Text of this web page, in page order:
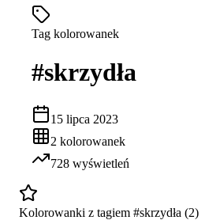
Tag kolorowanek
#skrzydła
15 lipca 2023
2 kolorowanek
728 wyświetleń
Kolorowanki z tagiem #skrzydła (2)